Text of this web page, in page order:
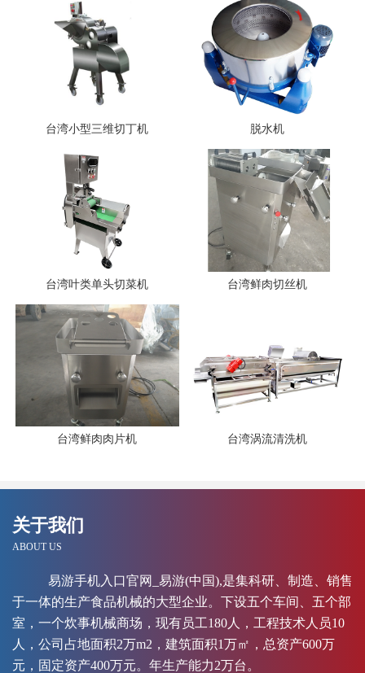
台湾小型三维切丁机 脱水机
台湾叶类单头切菜机 台湾鲜肉切丝机
台湾鲜肉肉片机 台湾涡流清洗机
关于我们
ABOUT US
易游手机入口官网_易游(中国),是集科研、制造、销售
于一体的生产食品机械的大型企业。下设五个车间、五个部
室，一个炊事机械商场，现有员工180人，工程技术人员10
人，公司占地面积2万m2，建筑面积1万㎡，总资产600万
元，固定资产400万元。年生产能力2万台。